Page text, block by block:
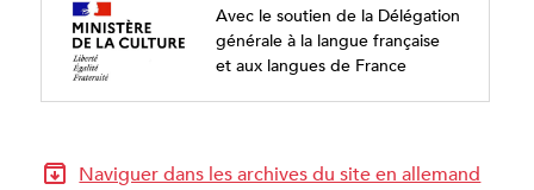
Avec le soutien de la Délégation
générale à la langue française
et aux langues de France
Naviguer dans les archives du site en allemand